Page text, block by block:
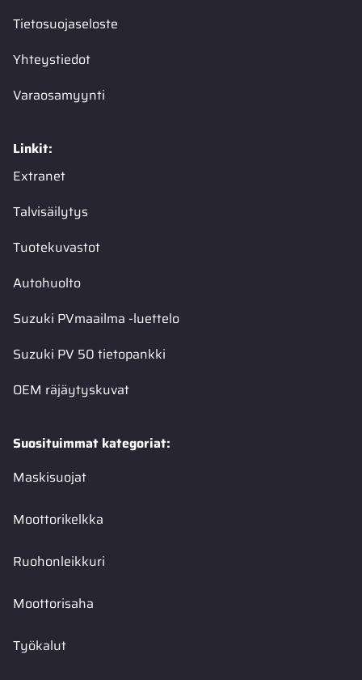
Tietosuojaseloste
Yhteystiedot
Varaosamyynti
Linkit:
Extranet
Talvisäilytys
Tuotekuvastot
Autohuolto
Suzuki PVmaailma -luettelo
Suzuki PV 50 tietopankki
OEM räjäytyskuvat
Suosituimmat kategoriat:
Maskisuojat
Moottorikelkka
Ruohonleikkuri
Moottorisaha
Työkalut